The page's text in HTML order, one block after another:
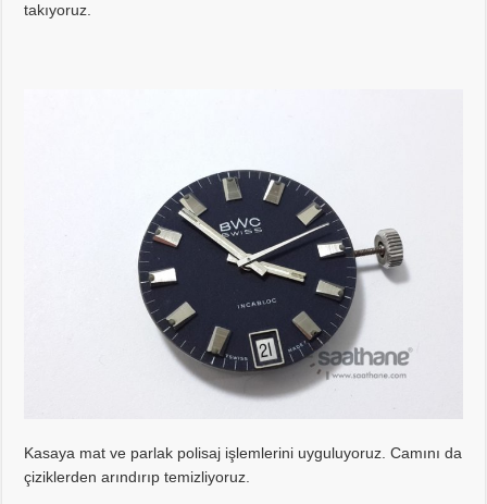
takıyoruz.
Kasaya mat ve parlak polisaj işlemlerini uyguluyoruz. Camını da
çiziklerden arındırıp temizliyoruz.